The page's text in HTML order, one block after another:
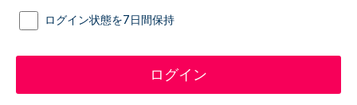
ログイン状態を7日間保持